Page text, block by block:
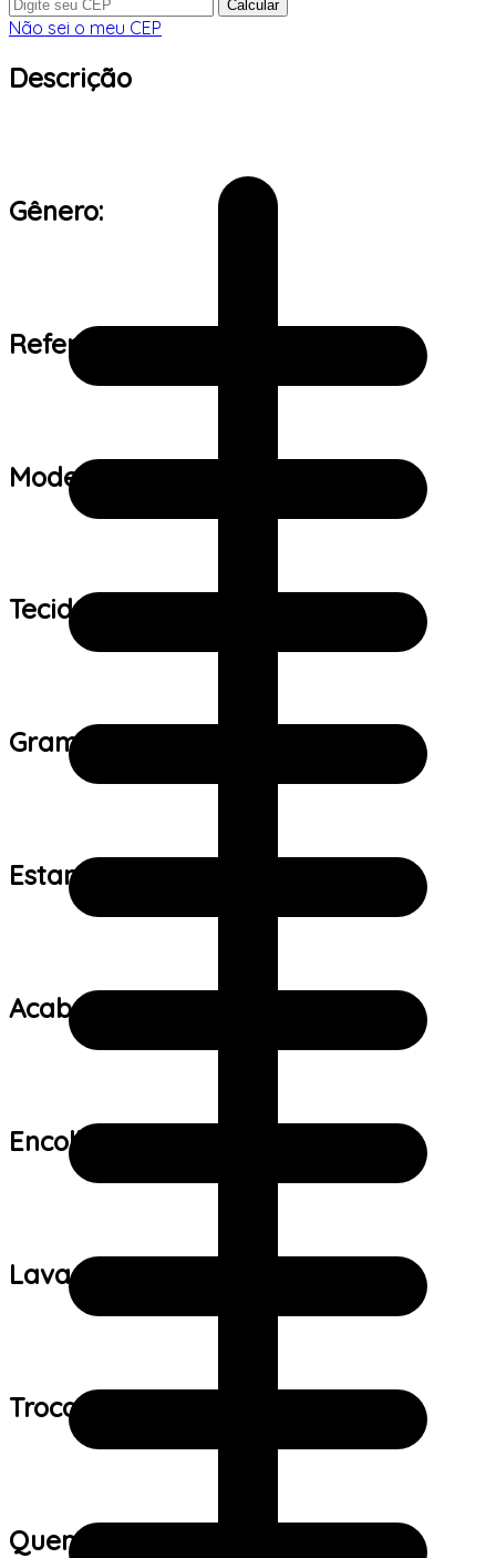
Calcular
Não sei o meu CEP
Descrição
Gênero:
Referência de tamanho:
Modelo:
Tecido:
Gramatura do tecido:
Estampa:
Acabamento:
Encolhimento:
Lavagem:
Trocas e devoluções:
Quem viu este produto também